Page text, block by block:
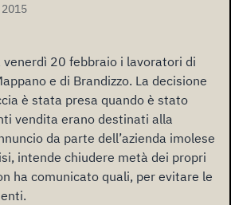
venerdì 20 febbraio i lavoratori di
e di Brandizzo. La decisione
è stata presa quando è stato
vendita erano destinati alla
da parte dell’azienda imolese
intende chiudere metà dei propri
ha comunicato quali, per evitare le